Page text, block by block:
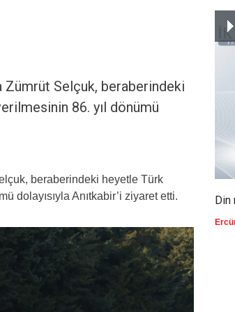
Zümrüt Selçuk, beraberindeki
86. yıl dönümü
beraberindeki heyetle Türk
dolayısıyla Anıtkabir’i ziyaret etti.
Din